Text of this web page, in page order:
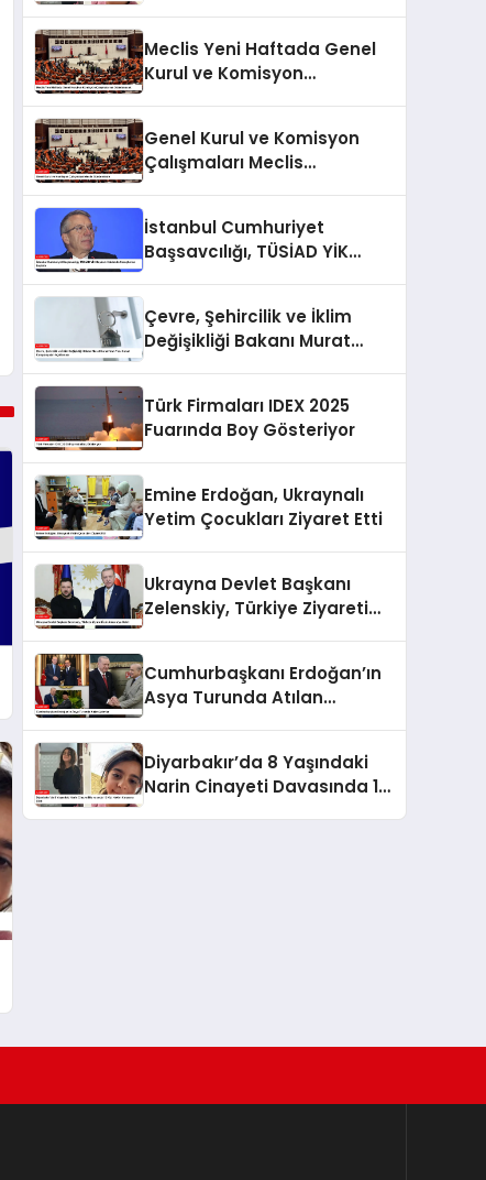
Meclis Yeni Haftada Genel
Kurul ve Komisyon
Genel Kurul ve Komisyon
Çalışmaları Meclis
İstanbul Cumhuriyet
Başsavcılığı, TÜSİAD YİK
Çevre, Şehircilik ve İklim
Değişikliği Bakanı Murat
Türk Firmaları IDEX 2025
Fuarında Boy Gösteriyor
Emine Erdoğan, Ukraynalı
Yetim Çocukları Ziyaret Etti
Ukrayna Devlet Başkanı
Zelenskiy, Türkiye Ziyareti
Cumhurbaşkanı Erdoğan’ın
Asya Turunda Atılan
Diyarbakır’da 8 Yaşındaki
Narin Cinayeti Davasında 12